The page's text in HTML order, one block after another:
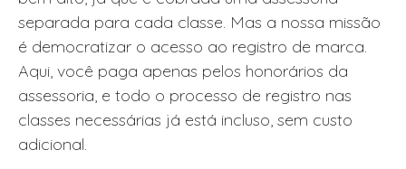
separada para cada classe. Mas a nossa missão
é democratizar o acesso ao registro de marca.
Aqui, você paga apenas pelos honorários da
assessoria, e todo o processo de registro nas
classes necessárias já está incluso, sem custo
adicional.